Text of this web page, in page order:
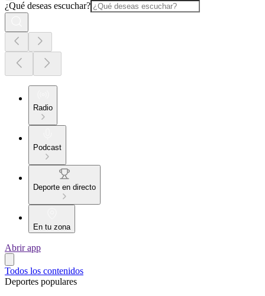
¿Qué deseas escuchar?
Radio
Podcast
Deporte en directo
En tu zona
Abrir app
Todos los contenidos
Deportes populares